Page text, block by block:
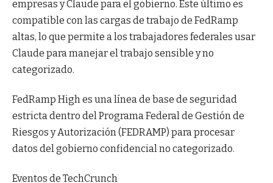
empresas y Claude para el gobierno. Este último es
compatible con las cargas de trabajo de FedRamp
altas, lo que permite a los trabajadores federales usar
Claude para manejar el trabajo sensible y no
categorizado.
FedRamp High es una línea de base de seguridad
estricta dentro del Programa Federal de Gestión de
Riesgos y Autorización (FEDRAMP) para procesar
datos del gobierno confidencial no categorizado.
Eventos de TechCrunch